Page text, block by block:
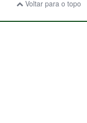
Voltar para o topo